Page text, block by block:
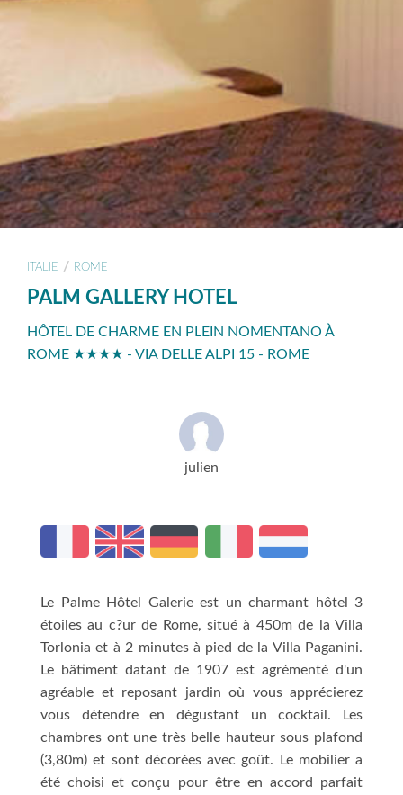
ITALIE / ROME
PALM GALLERY HOTEL
HÔTEL DE CHARME EN PLEIN NOMENTANO À
ROME ★★★★ - VIA DELLE ALPI 15 - ROME
julien
Le Palme Hôtel Galerie est un charmant hôtel 3
étoiles au c?ur de Rome, situé à 450m de la Villa
Torlonia et à 2 minutes à pied de la Villa Paganini.
Le bâtiment datant de 1907 est agrémenté d'un
agréable et reposant jardin où vous apprécierez
vous détendre en dégustant un cocktail. Les
chambres ont une très belle hauteur sous plafond
(3,80m) et sont décorées avec goût. Le mobilier a
été choisi et conçu pour être en accord parfait